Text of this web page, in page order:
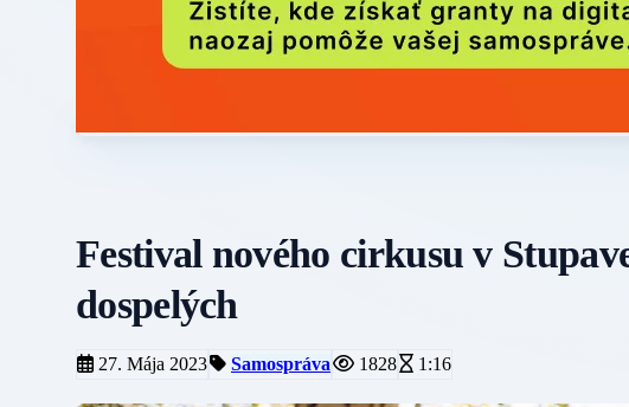
Festival nového cirkusu v
dospelých
27. Mája 2023 Samospráva 1828 1:16